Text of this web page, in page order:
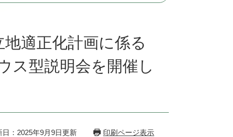
地適正化計画に係る
ス型説明会を開催し
日：2025年9月9日更新 印刷ページ表示